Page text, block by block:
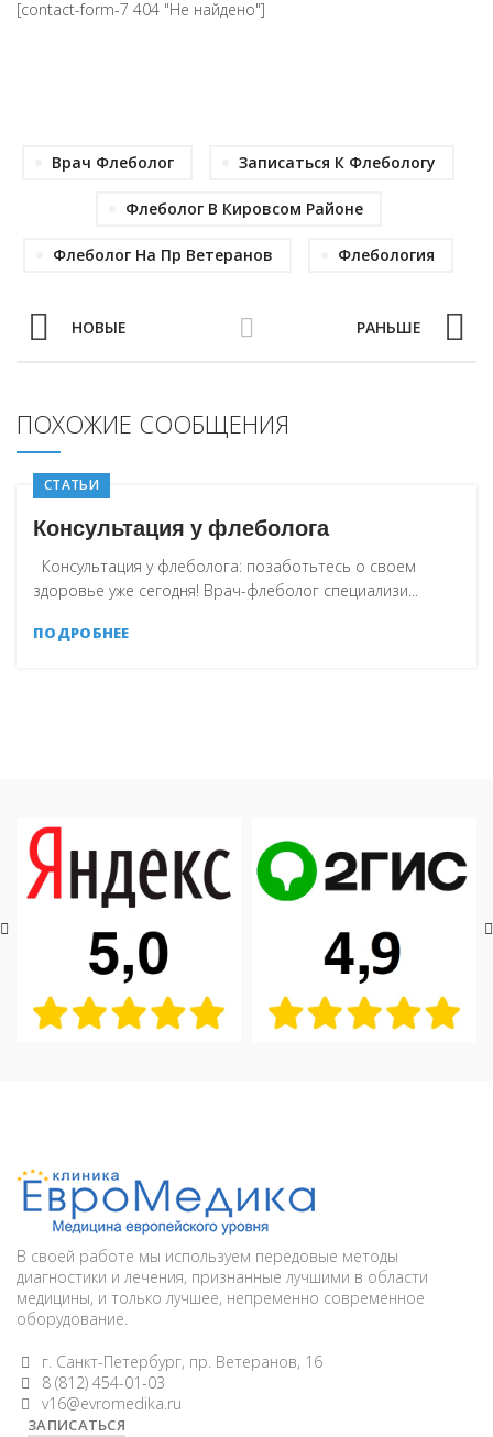
[contact-form-7 404 "Не найдено"]
Врач Флеболог Записаться К Флебологу
Флеболог В Кировсом Районе
Флеболог На Пр Ветеранов Флебология
НОВЫЕ РАНЬШЕ
ПОХОЖИЕ СООБЩЕНИЯ
СТАТЬИ
Консультация у флеболога
Консультация у флеболога: позаботьтесь о своем
здоровье уже сегодня! Врач-флеболог специализи...
ПОДРОБНЕЕ
В своей работе мы используем передовые методы
диагностики и лечения, признанные лучшими в области
медицины, и только лучшее, непременно современное
оборудование.
г. Санкт-Петербург, пр. Ветеранов, 16
8 (812) 454-01-03
v16@evromedika.ru
ЗАПИСАТЬСЯ